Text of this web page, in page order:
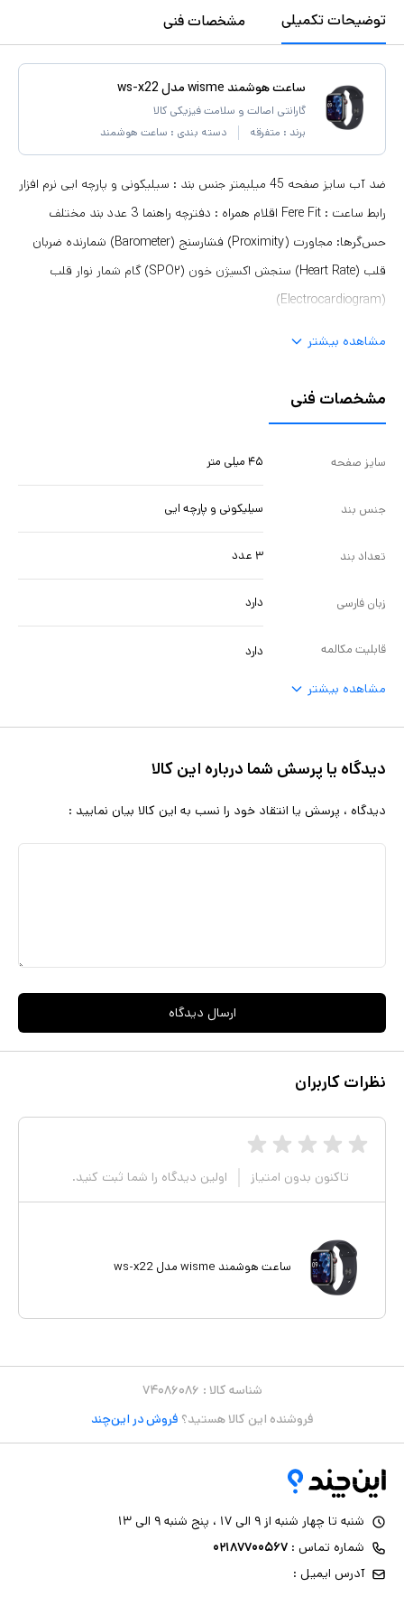
توضیحات تکمیلی مشخصات فنی
ساعت هوشمند wisme مدل ws-x22
گارانتی اصالت و سلامت فیزیکی کالا
برند : متفرقه دسته بندی : ساعت هوشمند
ضد آب سایز صفحه 45 میلیمتر جنس بند : سیلیکونی و پارچه ایی نرم افزار
رابط ساعت : Fere Fit اقلام همراه : دفترچه‌ راهنما 3 عدد بند مختلف
حس‌گرها: مجاورت (Proximity) فشارسنج (Barometer) شمارنده ضربان
قلب (Heart Rate) سنجش اکسیژن خون (SPO۲) گام شمار نوار قلب
(Electrocardiogram)
مشاهده بیشتر
مشخصات فنی
سایز صفحه ۴۵ میلی متر
جنس بند سیلیکونی و پارچه ایی
تعداد بند ۳ عدد
زبان فارسی دارد
قابلیت مکالمه دارد
مشاهده بیشتر
دیدگاه یا پرسش شما درباره این کالا
دیدگاه ، پرسش یا انتقاد خود را نسب به این کالا بیان نمایید :
ارسال دیدگاه
نظرات کاربران
تاکنون بدون امتیاز اولین دیدگاه را شما ثبت کنید.
ساعت هوشمند wisme مدل ws-x22
شناسه کالا : ۷۴۰۸۶۰۸۶
فروشنده این کالا هستید؟ فروش در این‌چند
شنبه تا چهار شنبه از ۹ الی ۱۷ ، پنج شنبه ۹ الی ۱۳
شماره تماس : ۰۲۱۸۷۷۰۰۵۶۷
آدرس ایمیل :